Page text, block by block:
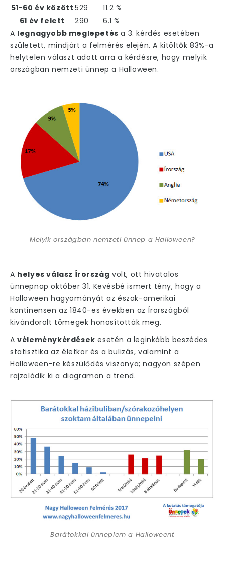
51-60 év között 529
11.2 %
61 év felett
290
6.1 %
A legnagyobb meglepetés a 3. kérdés esetében
született, mindjárt a felmérés elején. A kitöltők 83%-a
helytelen választ adott arra a kérdésre, hogy melyik
országban nemzeti ünnep a Halloween.
Melyik országban nemzeti ünnep a Halloween?
A helyes válasz Írország volt, ott hivatalos
ünnepnap október 31. Kevésbé ismert tény, hogy a
Halloween hagyományát az észak-amerikai
kontinensen az 1840-es években az Írországból
kivándorolt tömegek honosították meg.
Avéleménykérdések esetén a leginkább beszédes
statisztika az életkor és a bulizás, valamint a
Halloween-re készülődés viszonya; nagyon szépen
rajzolódik ki a diagramon a trend.
Barátokkal ünneplem a Halloweent